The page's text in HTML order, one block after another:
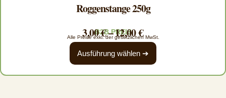
Roggenstange 250g
B2B PREIS
3,00€–12,00€
Alle Preise exkl. der gesetzlichen MwSt.
Ausführung wählen ➔